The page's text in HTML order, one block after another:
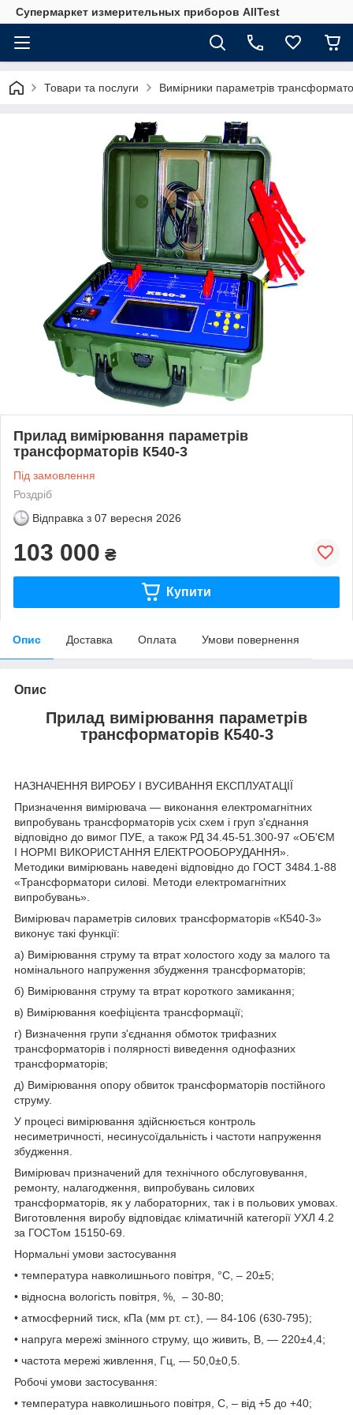
Супермаркет измерительных приборов AllTest
Товари та послуги Вимірники параметрів
Прилад вимірювання параметрів
трансформаторів К540-3
Під замовлення
Роздріб
Відправка з 07 вересня 2026
103 000 ₴
Купити
Опис Доставка Оплата Умови повернення
Опис
Прилад вимірювання параметрів
трансформаторів К540-3
НАЗНАЧЕННЯ ВИРОБУ І ВУСИВАННЯ ЕКСПЛУАТАЦІЇ
Призначення вимірювача — виконання електромагнітних
випробувань трансформаторів усіх схем і груп з'єднання
відповідно до вимог ПУЕ, а також РД 34.45-51.300-97 «ОБ'ЄМ
І НОРМІ ВИКОРИСТАННЯ ЕЛЕКТРООБОРУДАННЯ».
Методики вимірювань наведені відповідно до ГОСТ 3484.1-88
«Трансформатори силові. Методи електромагнітних
випробувань».
Вимірювач параметрів силових трансформаторів «К540-3»
виконує такі функції:
а) Вимірювання струму та втрат холостого ходу за малого та
номінального напруження збудження трансформаторів;
б) Вимірювання струму та втрат короткого замикання;
в) Вимірювання коефіцієнта трансформації;
г) Визначення групи з'єднання обмоток трифазних
трансформаторів і полярності виведення однофазних
трансформаторів;
д) Вимірювання опору обвиток трансформаторів постійного
струму.
У процесі вимірювання здійснюється контроль
несиметричності, несинусоїдальність і частоти напруження
збудження.
Вимірювач призначений для технічного обслуговування,
ремонту, налагодження, випробувань силових
трансформаторів, як у лабораторних, так і в польових умовах.
Виготовлення виробу відповідає кліматичній категорії УХЛ 4.2
за ГОСТом 15150-69.
Нормальні умови застосування
• температура навколишнього повітря, °С, – 20±5;
• відносна вологість повітря, %, – 30-80;
• атмосферний тиск, кПа (мм рт. ст.), — 84-106 (630-795);
• напруга мережі змінного струму, що живить, В, — 220±4,4;
• частота мережі живлення, Гц, — 50,0±0,5.
Робочі умови застосування:
• температура навколишнього повітря, С, – від +5 до +40;